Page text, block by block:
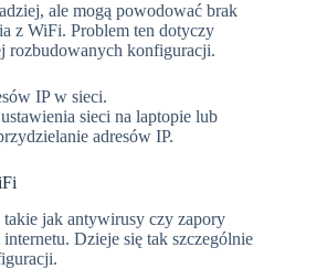
ale mogą powodować brak
z WiFi. Problem ten dotyczy
rozbudowanych konfiguracji.
IP w sieci.
sieci na laptopie lub
adresów IP.
jak antywirusy czy zapory
Dzieje się tak szczególnie